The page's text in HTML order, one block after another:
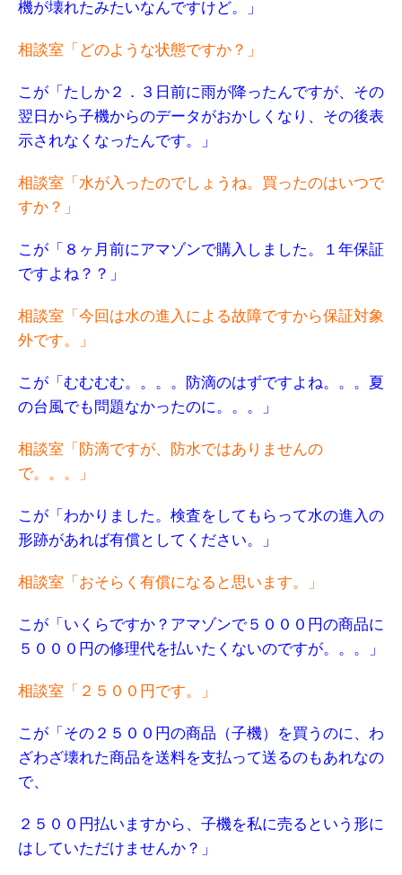
機が壊れたみたいなんですけど。」
相談室「どのような状態ですか？」
こが「たしか２．３日前に雨が降ったんですが、その
翌日から子機からのデータがおかしくなり、その後表
示されなくなったんです。」
相談室「水が入ったのでしょうね。買ったのはいつで
すか？」
こが「８ヶ月前にアマゾンで購入しました。１年保証
ですよね？？」
相談室「今回は水の進入による故障ですから保証対象
外です。」
こが「むむむむ。。。。防滴のはずですよね。。。夏
の台風でも問題なかったのに。。。」
相談室「防滴ですが、防水ではありませんの
で。。。」
こが「わかりました。検査をしてもらって水の進入の
形跡があれば有償としてください。」
相談室「おそらく有償になると思います。」
こが「いくらですか？アマゾンで５０００円の商品に
５０００円の修理代を払いたくないのですが。。。」
相談室「２５００円です。」
こが「その２５００円の商品（子機）を買うのに、わ
ざわざ壊れた商品を送料を支払って送るのもあれなの
で、
２５００円払いますから、子機を私に売るという形に
はしていただけませんか？」